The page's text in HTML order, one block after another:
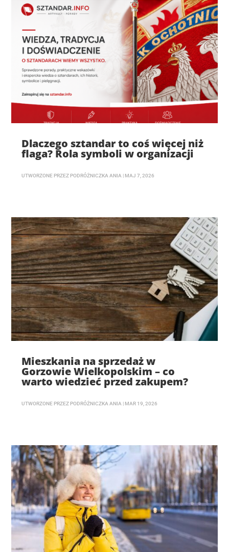
Dlaczego sztandar to coś więcej niż
flaga? Rola symboli w organizacji
UTWORZONE PRZEZ PODRÓŻNICZKA ANIA | MAJ 7, 2026
Mieszkania na sprzedaż w
Gorzowie Wielkopolskim – co
warto wiedzieć przed zakupem?
UTWORZONE PRZEZ PODRÓŻNICZKA ANIA | MAR 19, 2026